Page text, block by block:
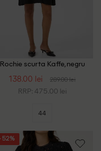
Rochie scurta Kaffe, negru
138.00 lei 289.00 lei
RRP: 475.00 lei
44
52%